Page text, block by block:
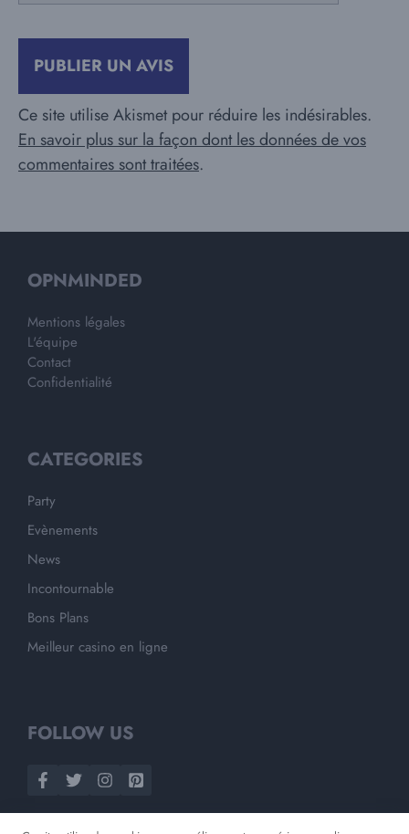
Ce site utilise Akismet pour réduire les indésirables.
En savoir plus sur la façon dont les données de vos
commentaires sont traitées.
OPNMINDED
Mentions légales
L'équipe
Contact
Confidentialité
CATEGORIES
Party
Evènements
News
Incontournable
Bons Plans
Meilleur casino en ligne
FOLLOW US